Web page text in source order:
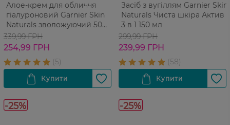
Алое-крем для обличчя
гіалуроновий Garnier Skin
Naturals зволожуючий 50
мл
339,99 ГРН
254,99 ГРН
Засіб з вугіллям Garnier Skin
Naturals Чиста шкіра Актив
3 в 1 150 мл
299,99 ГРН
239,99 ГРН
-25% -25%